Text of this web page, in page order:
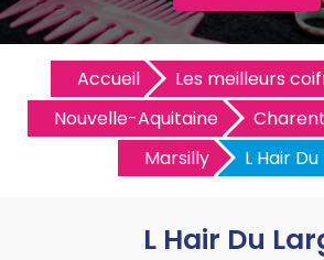
Accueil
Les meilleurs
Nouvelle-Aquitaine
Marsilly
L Hair
L Hair Du